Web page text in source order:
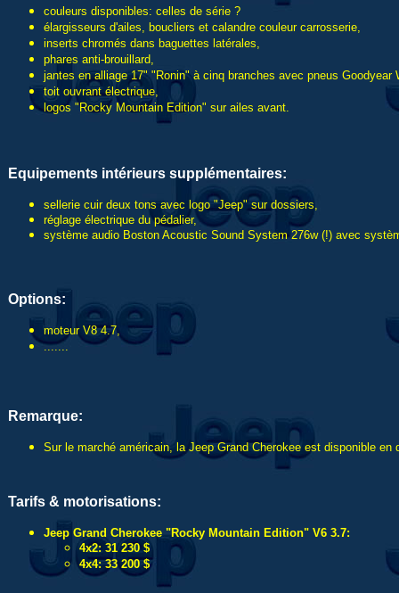
couleurs disponibles: celles de série ?
élargisseurs d'ailes, boucliers et calandre couleur carrosserie,
inserts chromés dans baguettes latérales,
phares anti-brouillard,
jantes en alliage 17" "Ronin" à cinq branches avec pneus Goodyear
toit ouvrant électrique,
logos "Rocky Mountain Edition" sur ailes avant.
Equipements intérieurs supplémentaires:
sellerie cuir deux tons avec logo "Jeep" sur dossiers,
réglage électrique du pédalier,
système audio Boston Acoustic Sound System 276w (!) avec
Options:
moteur V8 4.7,
.......
Remarque:
Sur le marché américain, la Jeep Grand Cherokee est disponible
Tarifs & motorisations:
Jeep Grand Cherokee "Rocky Mountain Edition" V6 3.7:
4x2: 31 230 $
4x4: 33 200 $